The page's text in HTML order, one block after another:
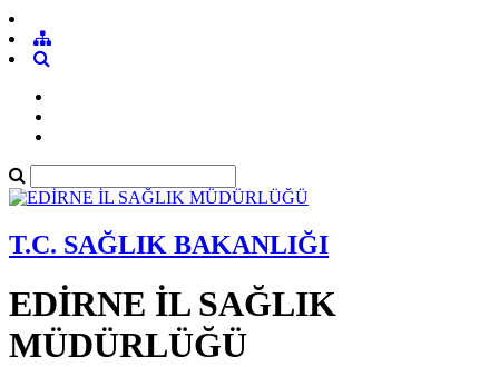
T.C. SAĞLIK BAKANLIĞI
EDİRNE İL SAĞLIK
MÜDÜRLÜĞÜ